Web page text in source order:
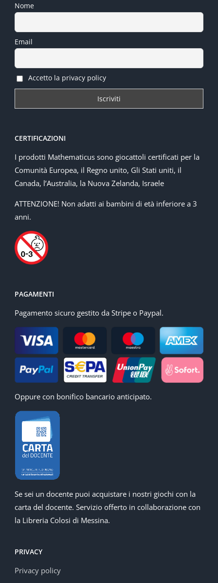
Nome
Email
Accetto la privacy policy
CERTIFICAZIONI
I prodotti Mathematicus sono giocattoli certificati per la
Comunità Europea, il Regno unito, Gli Stati uniti, il
Canada, l’Australia, la Nuova Zelanda, Israele
ATTENZIONE! Non adatti ai bambini di età inferiore a 3
anni.
PAGAMENTI
Pagamento sicuro gestito da Stripe o Paypal.
Oppure con bonifico bancario anticipato.
Se sei un docente puoi acquistare i nostri giochi con la
carta del docente. Servizio offerto in collaborazione con
la Libreria Colosi di Messina.
PRIVACY
Privacy policy